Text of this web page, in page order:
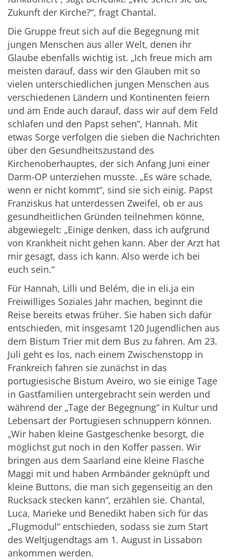
Zukunft der Kirche?“, fragt Chantal.
Die Gruppe freut sich auf die Begegnung mit
jungen Menschen aus aller Welt, denen ihr
Glaube ebenfalls wichtig ist. „Ich freue mich am
meisten darauf, dass wir den Glauben mit so
vielen unterschiedlichen jungen Menschen aus
verschiedenen Ländern und Kontinenten feiern
und am Ende auch darauf, dass wir auf dem Feld
schlafen und den Papst sehen“, Hannah. Mit
etwas Sorge verfolgen die sieben die Nachrichten
über den Gesundheitszustand des
Kirchenoberhauptes, der sich Anfang Juni einer
Darm-OP unterziehen musste. „Es wäre schade,
wenn er nicht kommt“, sind sie sich einig. Papst
Franziskus hat unterdessen Zweifel, ob er aus
gesundheitlichen Gründen teilnehmen könne,
abgewiegelt: „Einige denken, dass ich aufgrund
von Krankheit nicht gehen kann. Aber der Arzt hat
mir gesagt, dass ich kann. Also werde ich bei
euch sein.“
Für Hannah, Lilli und Belém, die in eli.ja ein
Freiwilliges Soziales Jahr machen, beginnt die
Reise bereits etwas früher. Sie haben sich dafür
entschieden, mit insgesamt 120 Jugendlichen aus
dem Bistum Trier mit dem Bus zu fahren. Am 23.
Juli geht es los, nach einem Zwischenstopp in
Frankreich fahren sie zunächst in das
portugiesische Bistum Aveiro, wo sie einige Tage
in Gastfamilien untergebracht sein werden und
während der „Tage der Begegnung“ in Kultur und
Lebensart der Portugiesen schnuppern können.
„Wir haben kleine Gastgeschenke besorgt, die
möglichst gut noch in den Koffer passen. Wir
bringen aus dem Saarland eine kleine Flasche
Maggi mit und haben Armbänder geknüpft und
kleine Buttons, die man sich gegenseitig an den
Rucksack stecken kann“, erzählen sie. Chantal,
Luca, Marieke und Benedikt haben sich für das
„Flugmodul“ entschieden, sodass sie zum Start
des Weltjugendtags am 1. August in Lissabon
ankommen werden.